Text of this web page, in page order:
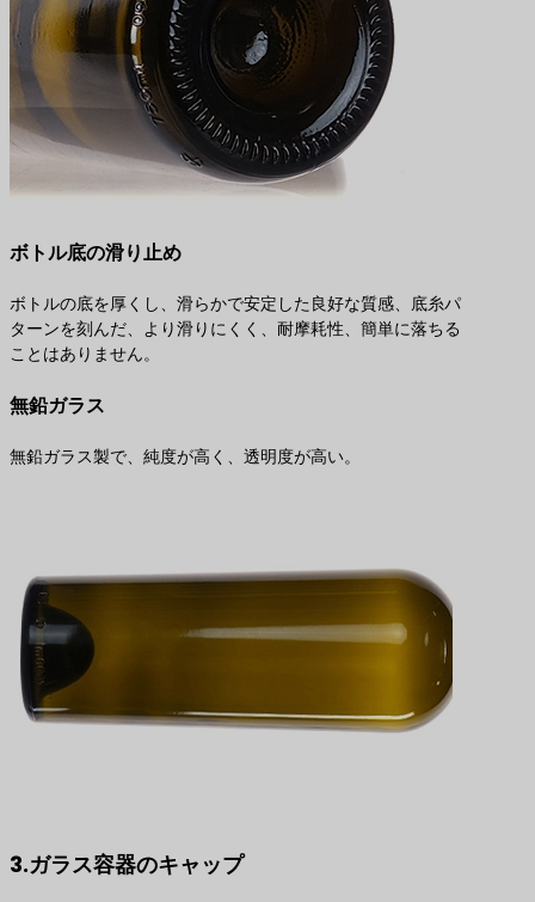
ボトル底の滑り止め
ボトルの底を厚くし、滑らかで安定した良好な質感、底糸パ
ターンを刻んだ、より滑りにくく、耐摩耗性、簡単に落ちる
ことはありません。
無鉛ガラス
無鉛ガラス製で、純度が高く、透明度が高い。
3.ガラス容器のキャップ